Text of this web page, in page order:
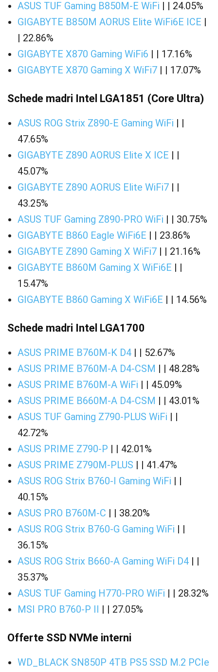
ASUS TUF Gaming B850M-E WiFi | | 24.05%
GIGABYTE B850M AORUS Elite WiFi6E ICE |
| 22.86%
GIGABYTE X870 Gaming WiFi6 | | 17.16%
GIGABYTE X870 Gaming X WiFi7 | | 17.07%
Schede madri Intel LGA1851 (Core Ultra)
ASUS ROG Strix Z890-E Gaming WiFi | |
47.65%
GIGABYTE Z890 AORUS Elite X ICE | |
45.07%
GIGABYTE Z890 AORUS Elite WiFi7 | |
43.25%
ASUS TUF Gaming Z890-PRO WiFi | | 30.75%
GIGABYTE B860 Eagle WiFi6E | | 23.86%
GIGABYTE Z890 Gaming X WiFi7 | | 21.16%
GIGABYTE B860M Gaming X WiFi6E | |
15.47%
GIGABYTE B860 Gaming X WiFi6E | | 14.56%
Schede madri Intel LGA1700
ASUS PRIME B760M-K D4 | | 52.67%
ASUS PRIME B760M-A D4-CSM | | 48.28%
ASUS PRIME B760M-A WiFi | | 45.09%
ASUS PRIME B660M-A D4-CSM | | 43.01%
ASUS TUF Gaming Z790-PLUS WiFi | |
42.72%
ASUS PRIME Z790-P | | 42.01%
ASUS PRIME Z790M-PLUS | | 41.47%
ASUS ROG Strix B760-I Gaming WiFi | |
40.15%
ASUS PRO B760M-C | | 38.20%
ASUS ROG Strix B760-G Gaming WiFi | |
36.15%
ASUS ROG Strix B660-A Gaming WiFi D4 | |
35.37%
ASUS TUF Gaming H770-PRO WiFi | | 28.32%
MSI PRO B760-P II | | 27.05%
Offerte SSD NVMe interni
WD_BLACK SN850P 4TB PS5 SSD M.2 PCIe